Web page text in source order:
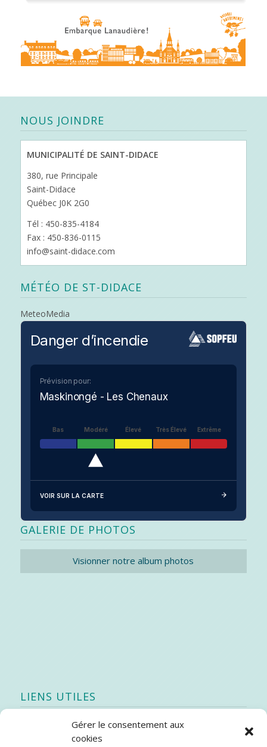
Gérer le consentement aux
cookies
NOUS JOINDRE
MUNICIPALITÉ DE SAINT-DIDACE
380, rue Principale
Saint-Didace
Québec J0K 2G0
Tél : 450-835-4184
Fax : 450-836-0115
info@saint-didace.com
MÉTÉO DE ST-DIDACE
MeteoMedia
Danger d’incendie
Prévision pour:
Maskinongé - Les Chenaux
Bas Modéré Élevé Très Élevé Extrême
VOIR SUR LA CARTE
GALERIE DE PHOTOS
Visionner notre album photos
LIENS UTILES
Quoi de neuf